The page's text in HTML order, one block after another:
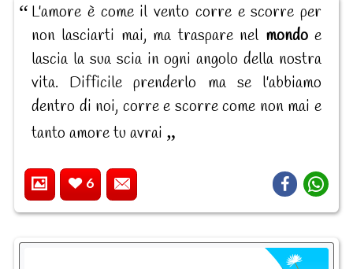
L'amore è come il vento corre e scorre per
non lasciarti mai, ma traspare nel mondoe
lascia la sua scia in ogni angolo della nostra
vita. Difficile prenderlo ma se l'abbiamo
dentro di noi, corre e scorre come non mai e
tanto amore tu avrai
6